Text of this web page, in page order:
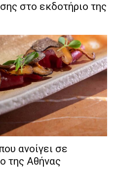
στο εκδοτήριο της
ανοίγει σε
της Αθήνας